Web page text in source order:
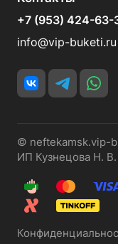
+7 (953) 424-63-
info@vip-buketi.ru
© neftekamsk.vip-
ИП Кузнецова Н.